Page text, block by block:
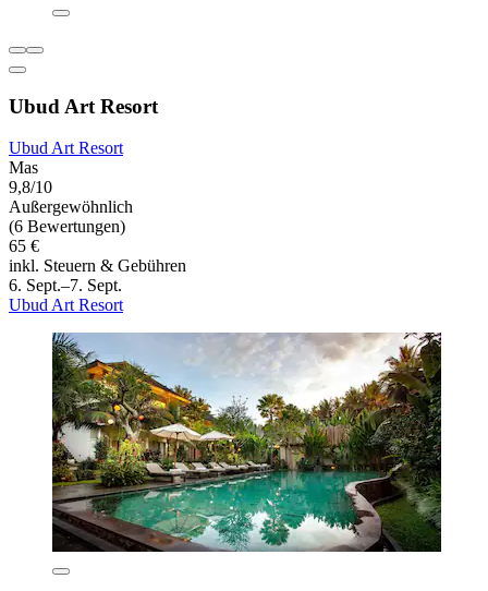
Ubud Art Resort
Ubud Art Resort
Mas
9,8/10
Außergewöhnlich
(6 Bewertungen)
65 €
inkl. Steuern & Gebühren
6. Sept.–7. Sept.
Ubud Art Resort